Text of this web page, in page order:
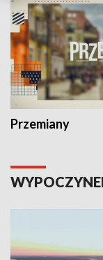
Przemiany